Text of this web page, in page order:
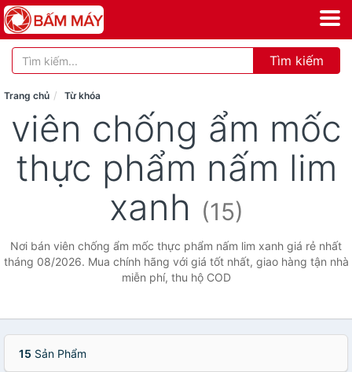
Tìm kiếm
Trang chủ Từ khóa
viên chống ẩm mốc
thực phẩm nấm lim
xanh (15)
Nơi bán viên chống ẩm mốc thực phẩm nấm lim xanh giá rẻ nhất
tháng 08/2026. Mua chính hãng với giá tốt nhất, giao hàng tận nhà
miễn phí, thu hộ COD
15 Sản Phẩm